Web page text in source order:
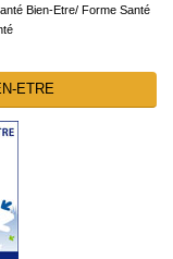
Bien-Etre/ Forme Santé
ETRE